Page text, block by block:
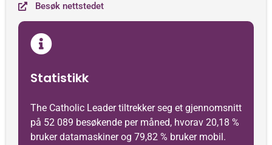
Besøk nettstedet
Statistikk
The Catholic Leader tiltrekker seg et gjennomsnitt
på 52 089 besøkende per måned, hvorav 20,18 %
bruker datamaskiner og 79,82 % bruker mobil.